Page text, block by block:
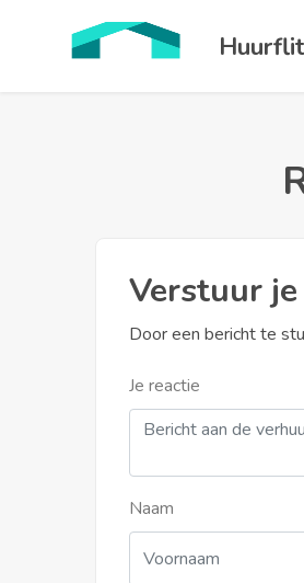
Verstuur
Door een bericht te
Je reactie
Naam